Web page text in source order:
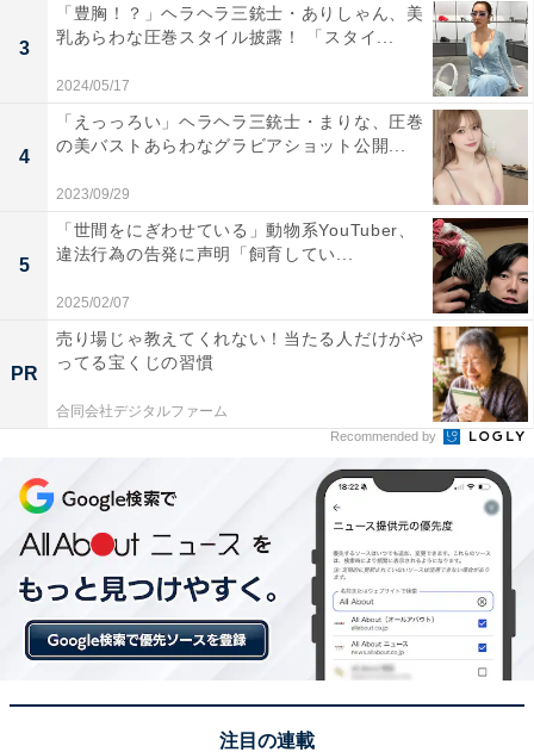
3
「豊胸！？」ヘラヘラ三銃士・ありしゃん、美
乳あらわな圧巻スタイル披露！ 「スタイ...
2024/05/17
4
「えっっろい」ヘラヘラ三銃士・まりな、圧巻
の美バストあらわなグラビアショット公開...
2023/09/29
5
「世間をにぎわせている」動物系YouTuber、
違法行為の告発に声明「飼育してい...
2025/02/07
PR
売り場じゃ教えてくれない！当たる人だけがや
ってる宝くじの習慣
合同会社デジタルファーム
Recommended by
注目の連載